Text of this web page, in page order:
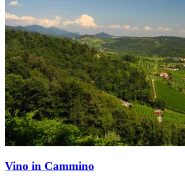
Vino in Cammino